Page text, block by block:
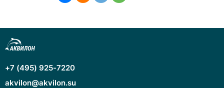
+7 (495) 925-7220
akvilon@akvilon.su